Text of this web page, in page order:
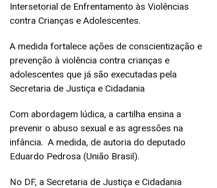
Intersetorial de Enfrentamento às Violências
contra Crianças e Adolescentes.
A medida fortalece ações de conscientização e
prevenção à violência contra crianças e
adolescentes que já são executadas pela
Secretaria de Justiça e Cidadania
Com abordagem lúdica, a cartilha ensina a
prevenir o abuso sexual e as agressões na
infância. A medida, de autoria do deputado
Eduardo Pedrosa (União Brasil).
No DF, a Secretaria de Justiça e Cidadania